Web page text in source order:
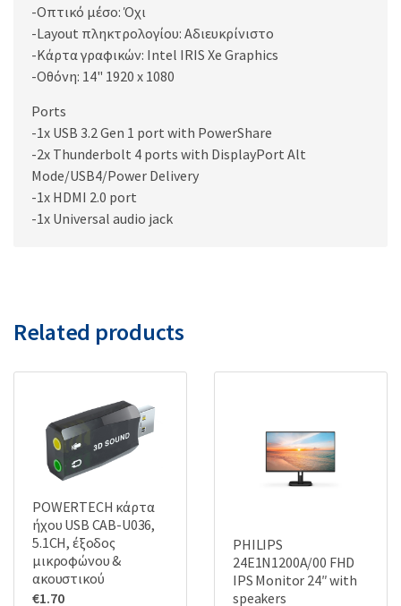
-Οπτικό μέσο: Όχι
-Layout πληκτρολογίου: Αδιευκρίνιστo
-Κάρτα γραφικών: Intel IRIS Xe Graphics
-Οθόνη: 14" 1920 x 1080
Ports
-1x USB 3.2 Gen 1 port with PowerShare
-2x Thunderbolt 4 ports with DisplayPort Alt
Mode/USB4/Power Delivery
-1x HDMI 2.0 port
-1x Universal audio jack
Related products
POWERTECH κάρτα
ήχου USB CAB-U036,
5.1CH, έξοδος
μικροφώνου &
ακουστικού
€1.70
PHILIPS
24E1N1200A/00 FHD
IPS Monitor 24″ with
speakers